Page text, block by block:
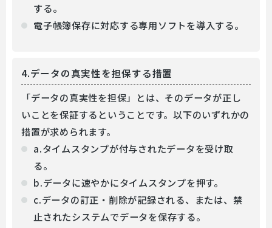
する。
電子帳簿保存に対応する専用ソフトを導入する。
4.データの真実性を担保する措置
「データの真実性を担保」とは、そのデータが正し
いことを保証するということです。以下のいずれかの
措置が求められます。
a.タイムスタンプが付与されたデータを受け取
る。
b.データに速やかにタイムスタンプを押す。
c.データの訂正・削除が記録される、または、禁
止されたシステムでデータを保存する。